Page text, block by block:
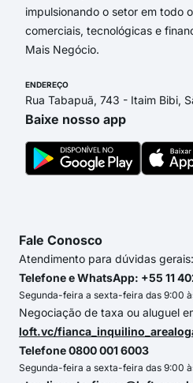
impulsionando o setor em todo
comerciais, tecnológicas e
Mais Negócio.
ENDEREÇO
Rua Tabapuã, 743 - Itaim Bibi,
Baixe nosso app
Fale Conosco
Atendimento para dúvidas gerais:
Telefone e WhatsApp: +55 11
Segunda-feira a sexta-feira das 9:00
Negociação de taxa ou aluguel
loft.vc/
Telefone 0800 001 6003
Segunda-feira a sexta-feira das 9:00